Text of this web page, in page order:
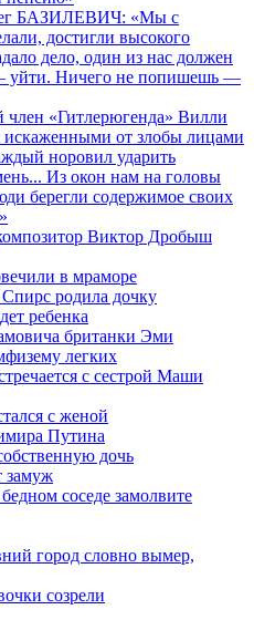
БАЗИЛЕВИЧ: «Мы с
достигли высокого
дело, один из нас должен
уйти. Ничего не попишешь —
«Гитлерюгенда» Вилли
от злобы лицами
норовил ударить
Из окон нам на головы
берегли содержимое своих
Виктор Дробыш
в мраморе
Спирс родила дочку
ребенка
британки Эми
легких
с сестрой Маши
с женой
Путина
дочь
замуж
соседе замолвите
город словно вымер,
созрели